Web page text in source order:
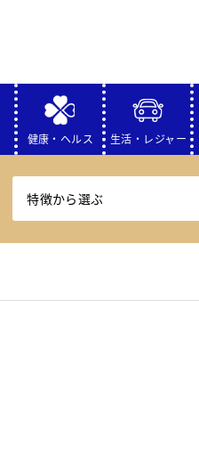
健康・ヘルス 生活・レジャー
特徴から選ぶ